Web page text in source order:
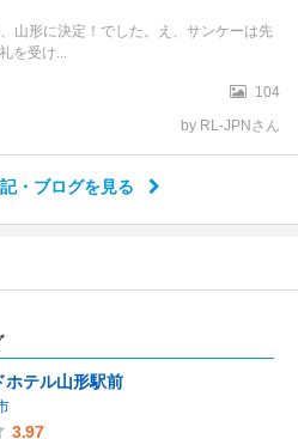
山形に決定！でした。え、サンケーは先
を受け...
104
by RL-JPNさん
・ブログを見る
ホテル山形駅前
3.97